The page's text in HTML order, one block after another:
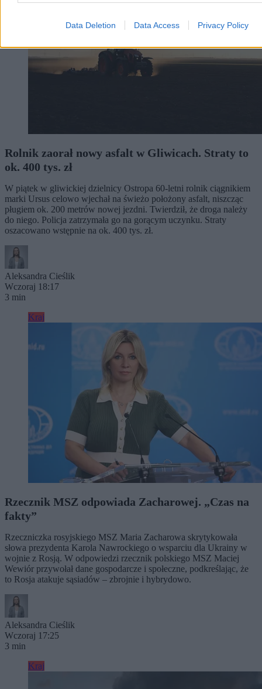
Data Deletion Data Access Privacy Policy
Rolnik zaorał nowy asfalt w Gliwicach. Straty to
ok. 400 tys. zł
W piątek w gliwickiej dzielnicy Ostropa 60-letni rolnik ciągnikiem
marki Ursus celowo wjechał na świeżo położony asfalt, niszcząc
pługiem ok. 200 metrów nowej jezdni. Twierdził, że droga należy
do niego. Policja zatrzymała go na gorącym uczynku. Straty
oszacowano wstępnie na ok. 400 tys. zł.
Aleksandra Cieślik
Wczoraj 18:17
3 min
Kraj
Rzecznik MSZ odpowiada Zacharowej. „Czas na
fakty”
Rzeczniczka rosyjskiego MSZ Maria Zacharowa skrytykowała
słowa prezydenta Karola Nawrockiego o wsparciu dla Ukrainy w
wojnie z Rosją. W odpowiedzi rzecznik polskiego MSZ Maciej
Wewiór przywołał dane gospodarcze i społeczne, podkreślając, że
to Rosja atakuje sąsiadów – zbrojnie i hybrydowo.
Aleksandra Cieślik
Wczoraj 17:25
3 min
Kraj